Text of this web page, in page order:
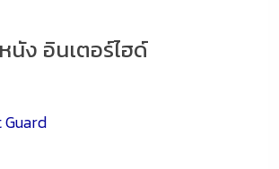
นัง อินเตอร์ไฮด์
Guard